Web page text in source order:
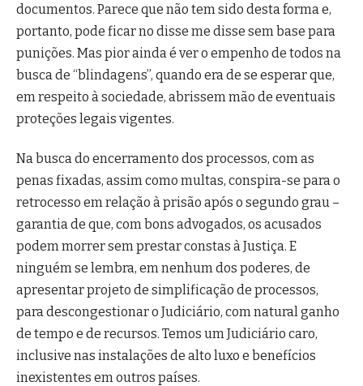
documentos. Parece que não tem sido desta forma e,
portanto, pode ficar no disse me disse sem base para
punições. Mas pior ainda é ver o empenho de todos na
busca de “blindagens”, quando era de se esperar que,
em respeito à sociedade, abrissem mão de eventuais
proteções legais vigentes.
Na busca do encerramento dos processos, com as
penas fixadas, assim como multas, conspira-se para o
retrocesso em relação à prisão após o segundo grau –
garantia de que, com bons advogados, os acusados
podem morrer sem prestar constas à Justiça. E
ninguém se lembra, em nenhum dos poderes, de
apresentar projeto de simplificação de processos,
para descongestionar o Judiciário, com natural ganho
de tempo e de recursos. Temos um Judiciário caro,
inclusive nas instalações de alto luxo e benefícios
inexistentes em outros países.